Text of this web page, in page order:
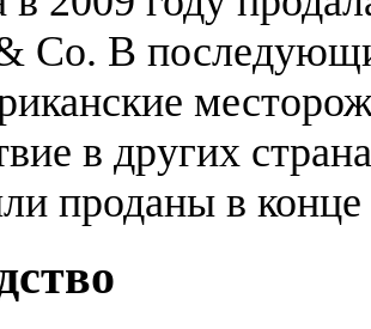
Co. В
в других
проданы в конце